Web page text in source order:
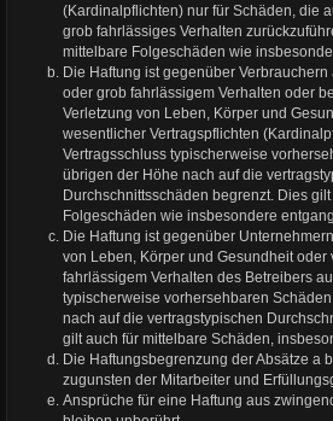
(Kardinalpflichten) nur für Schäden, die
grob fahrlässiges Verhalten
mittelbare Folgeschäden wie
Die Haftung ist gegenüber
oder grob fahrlässigem Verhalten oder
Verletzung von Leben, Körper und
wesentlicher Vertragspflichten
Vertragsschluss typischerweise
übrigen der Höhe nach auf die
Durchschnittsschäden begrenzt. Dies
Folgeschäden wie insbesondere
Die Haftung ist gegenüber
von Leben, Körper und Gesundheit oder
fahrlässigem Verhalten des Betreibers
typischerweise vorhersehbaren
nach auf die vertragstypischen
gilt auch für mittelbare Schäden,
Die Haftungsbegrenzung der Absätze a
zugunsten der Mitarbeiter und
Ansprüche für eine Haftung aus